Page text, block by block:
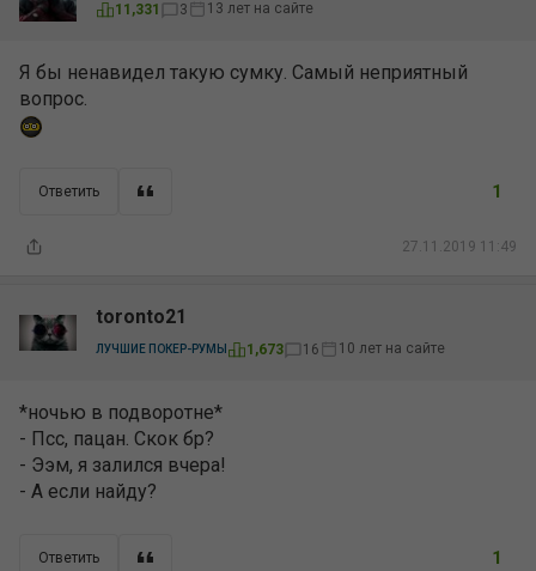
11,331 3 13 лет на сайте
Я бы ненавидел такую сумку. Самый неприятный
вопрос.
Ответить
27.11.2019 11:49
1
toronto21
ЛУЧШИЕ ПОКЕР-РУМЫ 1,673 16 10 лет на сайте
*ночью в подворотне*
- Псс, пацан. Скок бр?
- Ээм, я залился вчера!
- А если найду?
Ответить 1